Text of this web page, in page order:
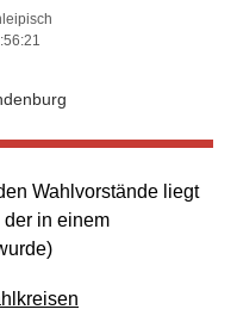
Wahlvorstände liegt
der in einem